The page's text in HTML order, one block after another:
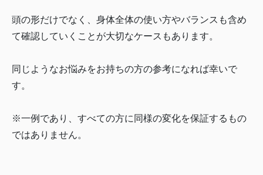
頭の形だけでなく、身体全体の使い方やバランスも含め
て確認していくことが大切なケースもあります。
同じようなお悩みをお持ちの方の参考になれば幸いで
す。
※一例であり、すべての方に同様の変化を保証するもの
ではありません。